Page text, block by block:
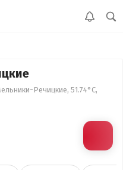
Речицкие, 51.74°С,